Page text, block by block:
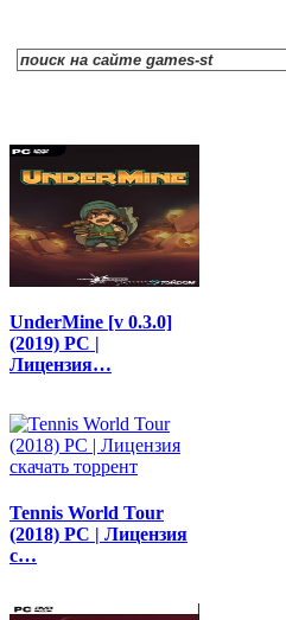
UnderMine [v 0.3.0]
(2019) PC |
Лицензия…
Tennis World Tour
(2018) PC | Лицензия
с…